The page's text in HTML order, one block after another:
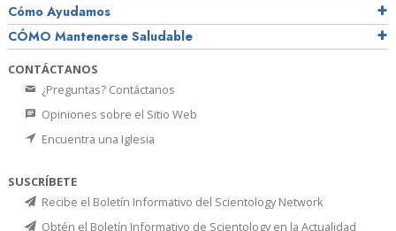
Cómo Ayudamos
CÓMO Mantenerse Saludable
CONTÁCTANOS
¿Preguntas? Contáctanos
Opiniones sobre el Sitio Web
Encuentra una Iglesia
SUSCRÍBETE
Recibe el Boletín Informativo del Scientology Network
Obtén el Boletín Informativo de Scientology en la Actualidad